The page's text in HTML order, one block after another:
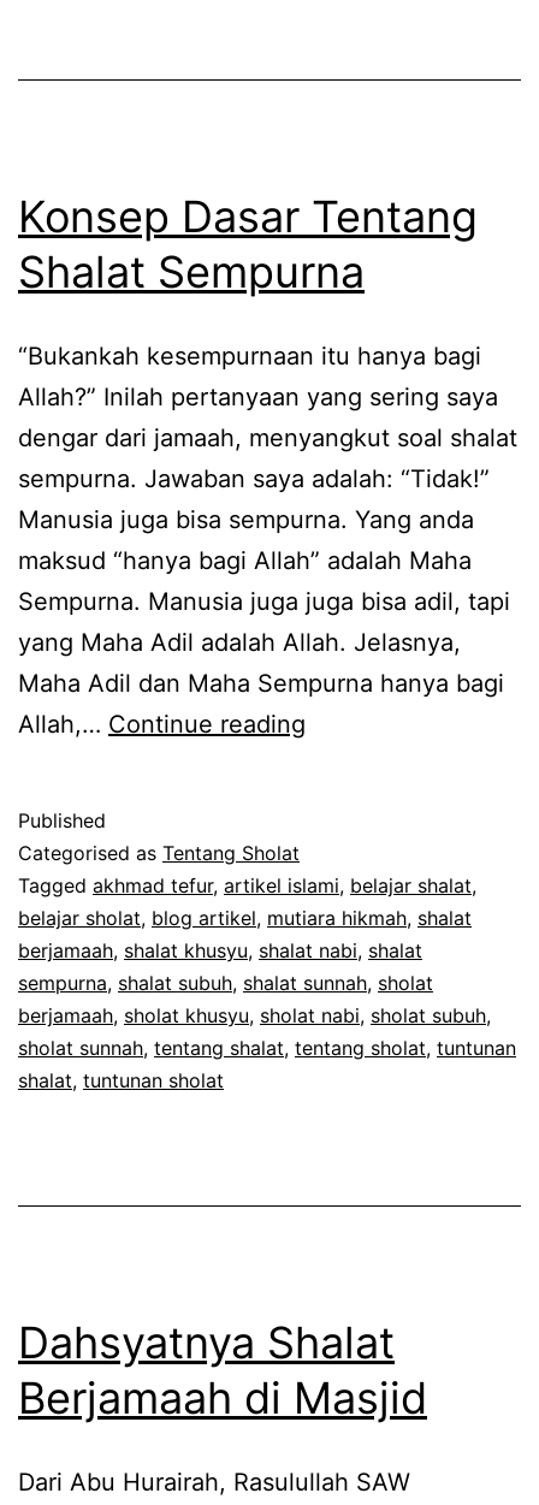
Konsep Dasar Tentang
Shalat Sempurna
“Bukankah kesempurnaan itu hanya bagi
Allah?” Inilah pertanyaan yang sering saya
dengar dari jamaah, menyangkut soal shalat
sempurna. Jawaban saya adalah: “Tidak!”
Manusia juga bisa sempurna. Yang anda
maksud “hanya bagi Allah” adalah Maha
Sempurna. Manusia juga juga bisa adil, tapi
yang Maha Adil adalah Allah. Jelasnya,
Maha Adil dan Maha Sempurna hanya bagi
Allah,… Continue reading
Sempurna
Published
Categorised as Tentang Sholat
Tagged akhmad tefur, artikel islami, belajar shalat,
belajar sholat, blog artikel, mutiara hikmah, shalat
berjamaah, shalat khusyu, shalat nabi, shalat
sempurna, shalat subuh, shalat sunnah, sholat
berjamaah, sholat khusyu, sholat nabi, sholat subuh,
sholat sunnah, tentang shalat, tentang sholat, tuntunan
shalat, tuntunan sholat
Dahsyatnya Shalat
Berjamaah di Masjid
Dari Abu Hurairah, Rasulullah SAW